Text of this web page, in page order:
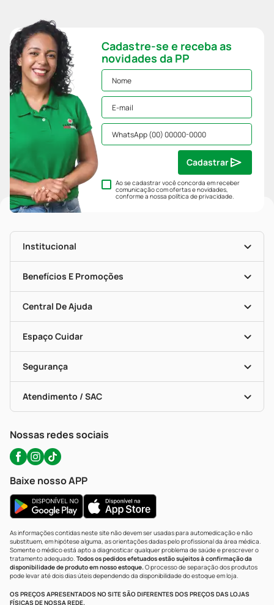
Cadastre-se e receba as
novidades da PP
Ao se cadastrar você concorda em receber
comunicação com ofertas e novidades,
conforme a nossapolítica de privacidade.
Cadastrar
Institucional
Nossas Lojas
Mapa De Categorias
Blog Da PP
Seja Uma Loja Parceira
Benefícios E Promoções
Convênios
Programa Popular Do Brasil
Encarte De Ofertas
Dermaclub
Descontos De Laboratório (PBM)
Cupons E Ofertas
Central De Ajuda
Recompra Programada
Compras Com Receita
Alomed (tele-Entrega)
Formas De Pagamento
Troca E Devolução
Bulas De A A Z
Políticas De Marketplace
Espaço Cuidar
Serviços Farmacêuticos
Testes Rápidos
Autoteste Covid-19
Segurança
Portal Da Privacidade
Atendimento / SAC
Nossas redes sociais
Baixe nosso APP
As informações contidas neste site não devem ser usadas para automedicação e não
substituem, em hipótese alguma, as orientações dadas pelo profissional da área médica.
Somente o médico está apto a diagnosticar qualquer problema de saúde e prescrever o
tratamento adequado. Todos os pedidos efetuados estão sujeitos à confirmação da
disponibilidade de produto em nosso estoque.O processo de separação dos produtos
pode levar até dois dias úteis dependendo da disponibilidade do estoque em loja.
OS PREÇOS APRESENTADOS NO SITE SÃO DIFERENTES DOS PREÇOS DAS LOJAS
FÍSICAS DE NOSSA REDE.